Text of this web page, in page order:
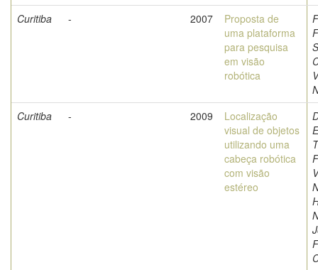
Curitiba
- 2007
Proposta de
uma plataforma
para pesquisa
em visão
robótica
Curitiba
- 2009
Localização
visual de objetos
utilizando uma
cabeça robótica
com visão
estéreo